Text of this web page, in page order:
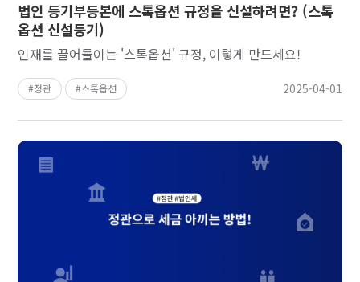
법인 등기부등본에 스톡옵션 규정을 신설하려면? (스톡
옵션 신설등기)
인재를 끌어들이는 '스톡옵션' 규정, 이렇게 만드세요!
정관 스톡옵션 2025-04-01